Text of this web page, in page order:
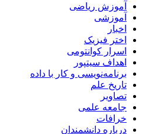
آموزش ریاضی
آموزشی
اخبار
اختر فیزیک
اسرار کوانتومی
اهداف سیتپور
برنامه‌نویسی و کار با داده
تاریخ علم
تصاویر
جامعه علمی
خرافات
درباره دانشمندان